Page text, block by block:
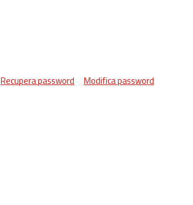
Recupera password Modifica password